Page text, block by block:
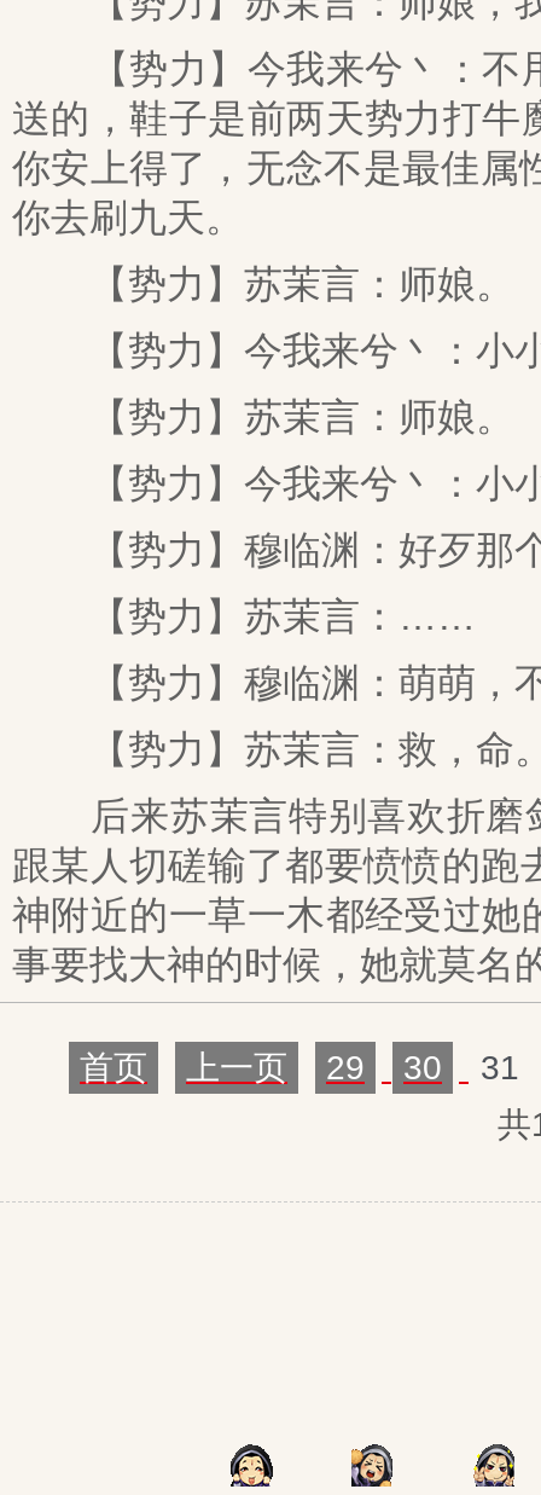
【势力】今我来兮丶：不
送的，鞋子是前两天势力打
你安上得了，无念不是最佳属
你去刷九天。
【势力】苏茉言：师娘。
【势力】今我来兮丶：小
【势力】苏茉言：师娘。
【势力】今我来兮丶：小
【势力】穆临渊：好歹那
【势力】苏茉言：……
【势力】穆临渊：萌萌，
【势力】苏茉言：救，命
后来苏茉言特别喜欢折磨
跟某人切磋输了都要愤愤的跑
神附近的一草一木都经受过
事要找大神的时候，她就莫名
首页 上一页 29 30
31
共